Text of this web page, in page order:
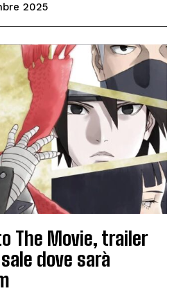
2025
The Movie, trailer
dove sarà